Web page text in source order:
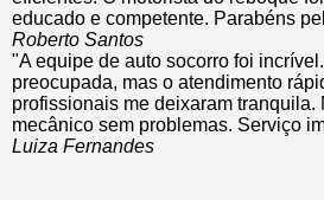
educado e competente. Parabéns
Roberto Santos
"A equipe de auto socorro foi
preocupada, mas o atendimento
profissionais me deixaram tranquila.
mecânico sem problemas. Serviço
Luiza Fernandes